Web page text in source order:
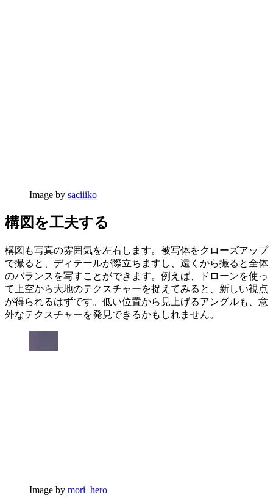
Image by saciiiko
構図を工夫する
構図も写真の雰囲気を左右します。被写体をクローズアップ
で撮ると、ディテールが際立ちますし、遠くから撮ると全体
のバランスを写すことができます。例えば、ドローンを使っ
て上空から大地のテクスチャーを捉えてみると、新しい視点
が得られるはずです。低い位置から見上げるアングルも、意
外なテクスチャーを発見できるかもしれません。
Image by mori_hero